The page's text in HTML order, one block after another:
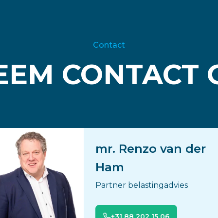
CONTACT
Contact
mr. Renzo van der
Ham
Partner belastingadvies